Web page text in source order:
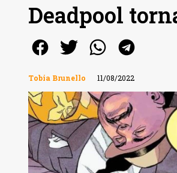
Deadpool
Tobia Brunello 11/08/2022